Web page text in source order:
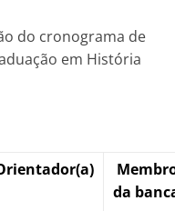
do cronograma de
em História
da